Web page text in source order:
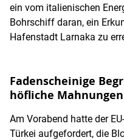
ein vom italienischen
Bohrschiff daran, ein
Hafenstadt Larnaka zu
Fadenscheinige
höfliche
Am Vorabend hatte der
Türkei aufgefordert, die